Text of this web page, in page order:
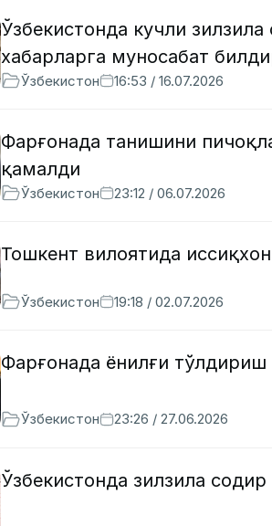
Ўзбекистонда кучли
хабарларга муносабат
Ўзбекистон 16:53 / 16.07.2026
Фарғонада танишини
қамалди
Ўзбекистон 23:12 / 06.07.2026
Тошкент вилоятида
Ўзбекистон 19:18 / 02.07.2026
Фарғонада ёнилғи тўлдириш
Ўзбекистон 23:26 / 27.06.2026
Ўзбекистонда зилзила